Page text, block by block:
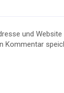
und
Kommentar